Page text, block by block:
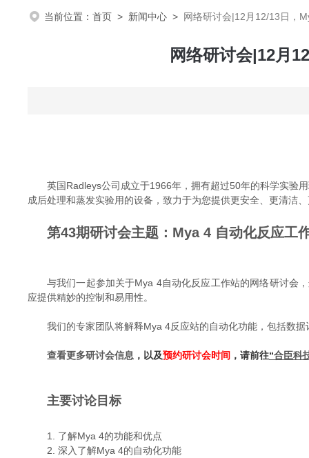
当前位置： 首页 > 新闻中心 > 网络研讨会|12月12/13日，
网络研讨会|12月
英国Radleys公司成立于1966年，拥有超过50年的科学实验
成后处理和蒸发实验用的设备，致力于为您提供更安全、更清洁
第43期研讨会主题： Mya 4 自动化反应工
与我们一起参加关于Mya 4自动化反应工作站的网络研讨会
应提供精妙的控制和易用性。
我们的专家团队将解释Mya 4反应站的自动化功能，包括数
查看更多研讨会信息 ，以及预约研讨会时间 ，请前往“合臣科
主要讨论目标
1. 了解Mya 4的功能和优点
2. 深入了解Mya 4的自动化功能